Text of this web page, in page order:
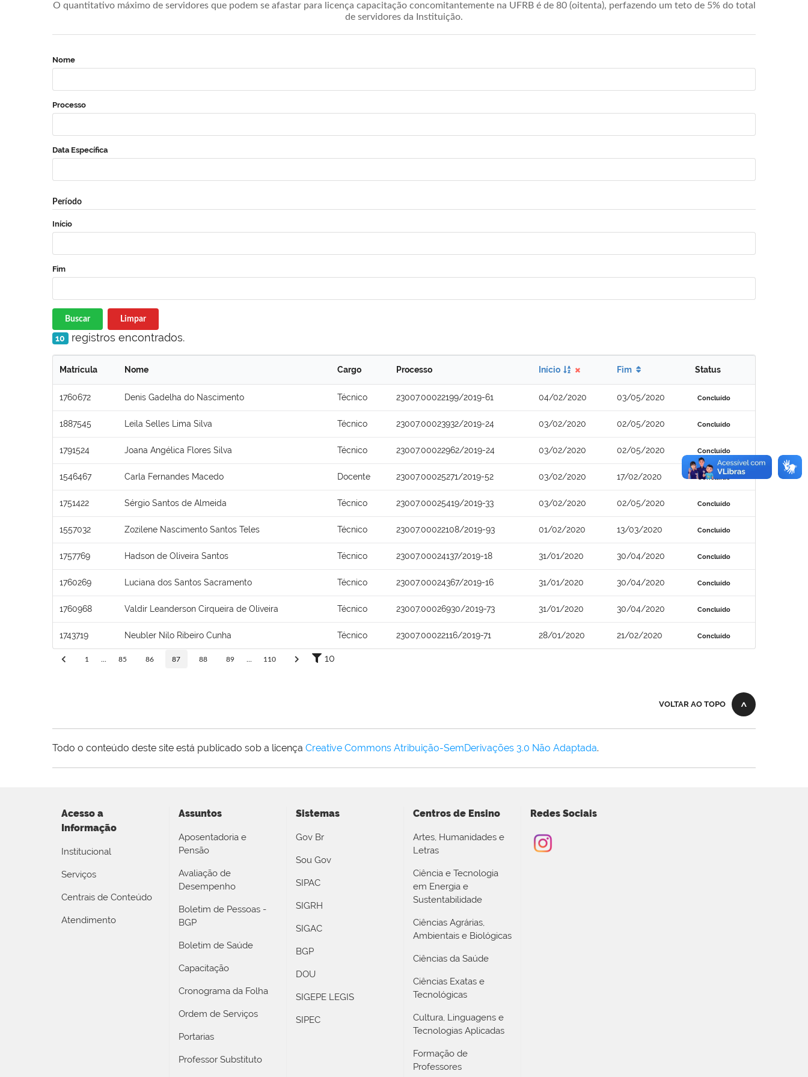
O quantitativo máximo de servidores que podem se afastar para licença capacitação concomitantemente na UFRB é de 80 (oitenta), perfazendo um teto de 5% do total
de servidores da Instituição.
Nome
Processo
Data Específica
Período
Início
Fim
Buscar Limpar
10 registros encontrados.
Matrícula Nome Cargo Processo Início Fim Status
1760672 Denis Gadelha do Nascimento Técnico 23007.00022199/2019-61 04/02/2020 03/05/2020 Concluído
1887545 Leila Selles Lima Silva Técnico 23007.00023932/2019-24 03/02/2020 02/05/2020 Concluído
1791524 Joana Angélica Flores Silva Técnico 23007.00022962/2019-24 03/02/2020 02/05/2020 Concluído
1546467 Carla Fernandes Macedo Docente 23007.00025271/2019-52 03/02/2020 17/02/2020 Concluído
1751422 Sérgio Santos de Almeida Técnico 23007.00025419/2019-33 03/02/2020 02/05/2020 Concluído
1557032 Zozilene Nascimento Santos Teles Técnico 23007.00022108/2019-93 01/02/2020 13/03/2020 Concluído
1757769 Hadson de Oliveira Santos Técnico 23007.00024137/2019-18 31/01/2020 30/04/2020 Concluído
1760269 Luciana dos Santos Sacramento Técnico 23007.00024367/2019-16 31/01/2020 30/04/2020 Concluído
1760968 Valdir Leanderson Cirqueira de Oliveira Técnico 23007.00026930/2019-73 31/01/2020 30/04/2020 Concluído
1743719 Neubler Nilo Ribeiro Cunha Técnico 23007.00022116/2019-71 28/01/2020 21/02/2020 Concluído
1 85 86 87 88 89 110 10
VOLTAR AO TOPO
Todo o conteúdo deste site está publicado sob a licença Creative Commons Atribuição-SemDerivações 3.0 Não Adaptada.
Acesso a
Informação
Institucional
Serviços
Centrais de Conteúdo
Atendimento
Assuntos
Aposentadoria e
Pensão
Avaliação de
Desempenho
Boletim de Pessoas -
BGP
Boletim de Saúde
Capacitação
Cronograma da Folha
Ordem de Serviços
Portarias
Professor Substituto
Sistemas
Gov Br
Sou Gov
SIPAC
SIGRH
SIGAC
BGP
DOU
SIGEPE LEGIS
SIPEC
Centros de Ensino
Artes, Humanidades e
Letras
Ciência e Tecnologia
em Energia e
Sustentabilidade
Ciências Agrárias,
Ambientais e Biológicas
Ciências da Saúde
Ciências Exatas e
Tecnológicas
Cultura, Linguagens e
Tecnologias Aplicadas
Formação de
Professores
Redes Sociais